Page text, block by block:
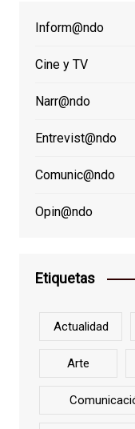
Inform@ndo
Cine y TV
Narr@ndo
Entrevist@ndo
Comunic@ndo
Opin@ndo
Etiquetas
Actualidad
Arte